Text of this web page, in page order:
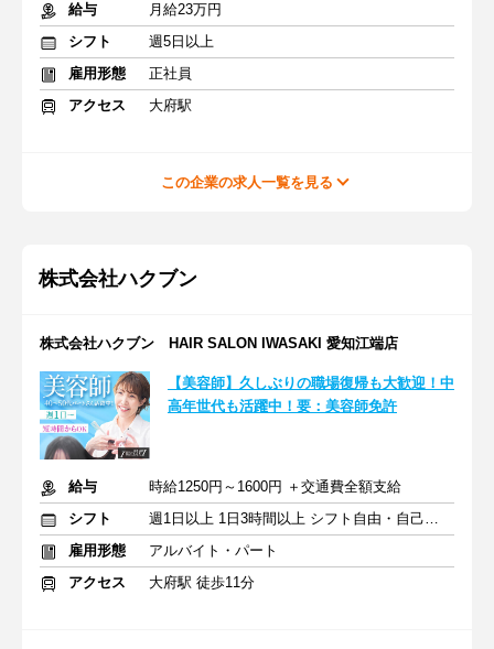
給与
月給23万円
シフト
週5日以上
雇用形態
正社員
アクセス
大府駅
この企業の求人一覧を見る
株式会社ハクブン
株式会社ハクブン HAIR SALON IWASAKI 愛知江端店
【美容師】久しぶりの職場復帰も大歓迎！中
高年世代も活躍中！要：美容師免許
給与
時給1250円～1600円 ＋交通費全額支給
シフト
週1日以上 1日3時間以上 シフト自由・自己申告
雇用形態
アルバイト・パート
アクセス
大府駅 徒歩11分